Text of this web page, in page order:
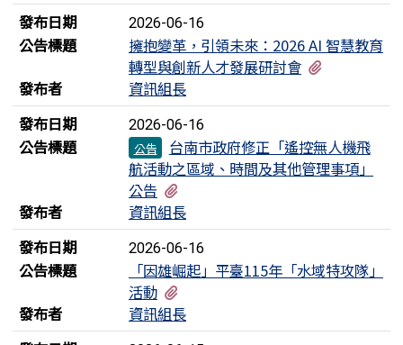
發布日期
2026-06-16
公告標題
擁抱變革，引領未來：2026 AI 智慧教育
轉型與創新人才發展研討會
發布者
資訊組長
發布日期
2026-06-16
公告標題 公告
台南市政府修正「遙控無人機飛
航活動之區域、時間及其他管理事項」
公告
發布者
資訊組長
發布日期
2026-06-16
公告標題
「因雄崛起」平臺115年「水域特攻隊」
活動
發布者
資訊組長